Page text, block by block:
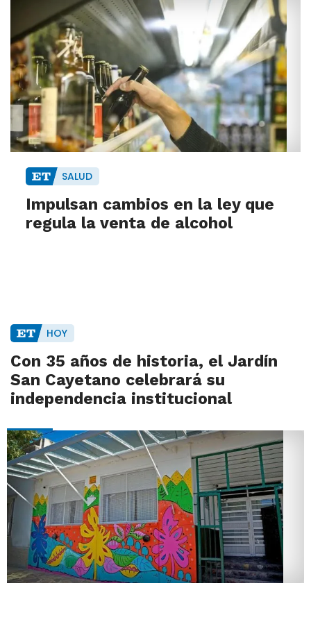
SALUD
Impulsan cambios en la ley que
regula la venta de alcohol
HOY
Con 35 años de historia, el Jardín
San Cayetano celebrará su
independencia institucional